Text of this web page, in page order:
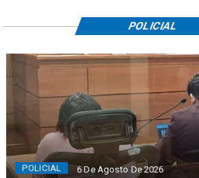
POLICIAL 6 De Agosto De 2026
POLICIAL